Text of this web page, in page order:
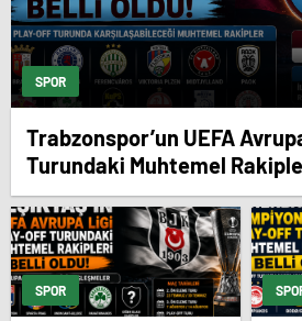
SPOR
Trabzonspor’un UEFA
Turundaki Muhtemel
SPOR